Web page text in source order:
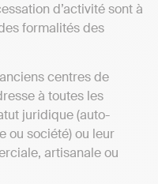
d’activité sont à
formalités des
centres de
à toutes les
juridique (auto-
ou société) ou leur
artisanale ou